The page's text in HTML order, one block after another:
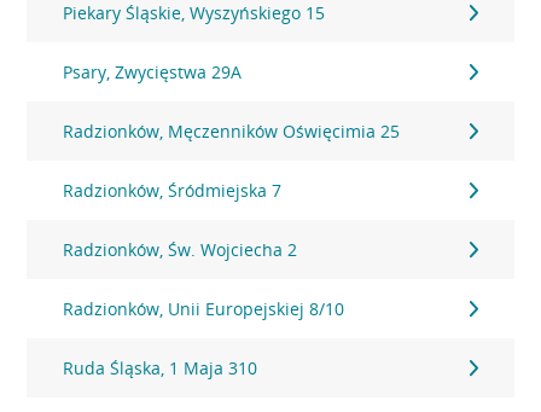
Piekary Śląskie, Wyszyńskiego 15
Psary, Zwycięstwa 29A
Radzionków, Męczenników Oświęcimia 25
Radzionków, Śródmiejska 7
Radzionków, Św. Wojciecha 2
Radzionków, Unii Europejskiej 8/10
Ruda Śląska, 1 Maja 310